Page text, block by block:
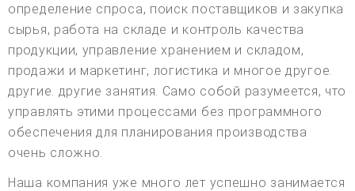
определение спроса, поиск поставщиков и закупка
сырья, работа на складе и контроль качества
продукции, управление хранением и складом,
продажи и маркетинг, логистика и многое другое.
другие. другие занятия. Само собой разумеется, что
управлять этими процессами без программного
обеспечения для планирования производства
очень сложно.
Наша компания уже много лет успешно занимается